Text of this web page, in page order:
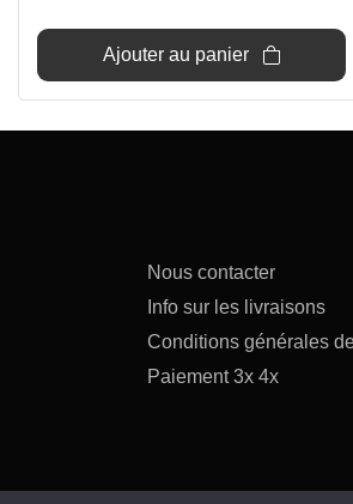
45€.
39€.
Ajouter au panier
Nous contacter
Info sur les livraisons
Conditions générales
Paiement 3x 4x